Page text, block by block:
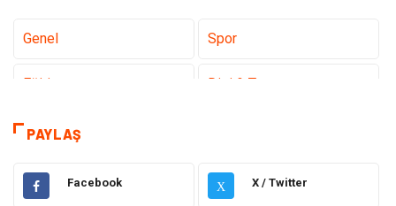
Genel Spor
Eğitim Dizi & Tv
Dünya'dan Haberler
Müzik İnternet
PAYLAŞ
Facebook X X / Twitter